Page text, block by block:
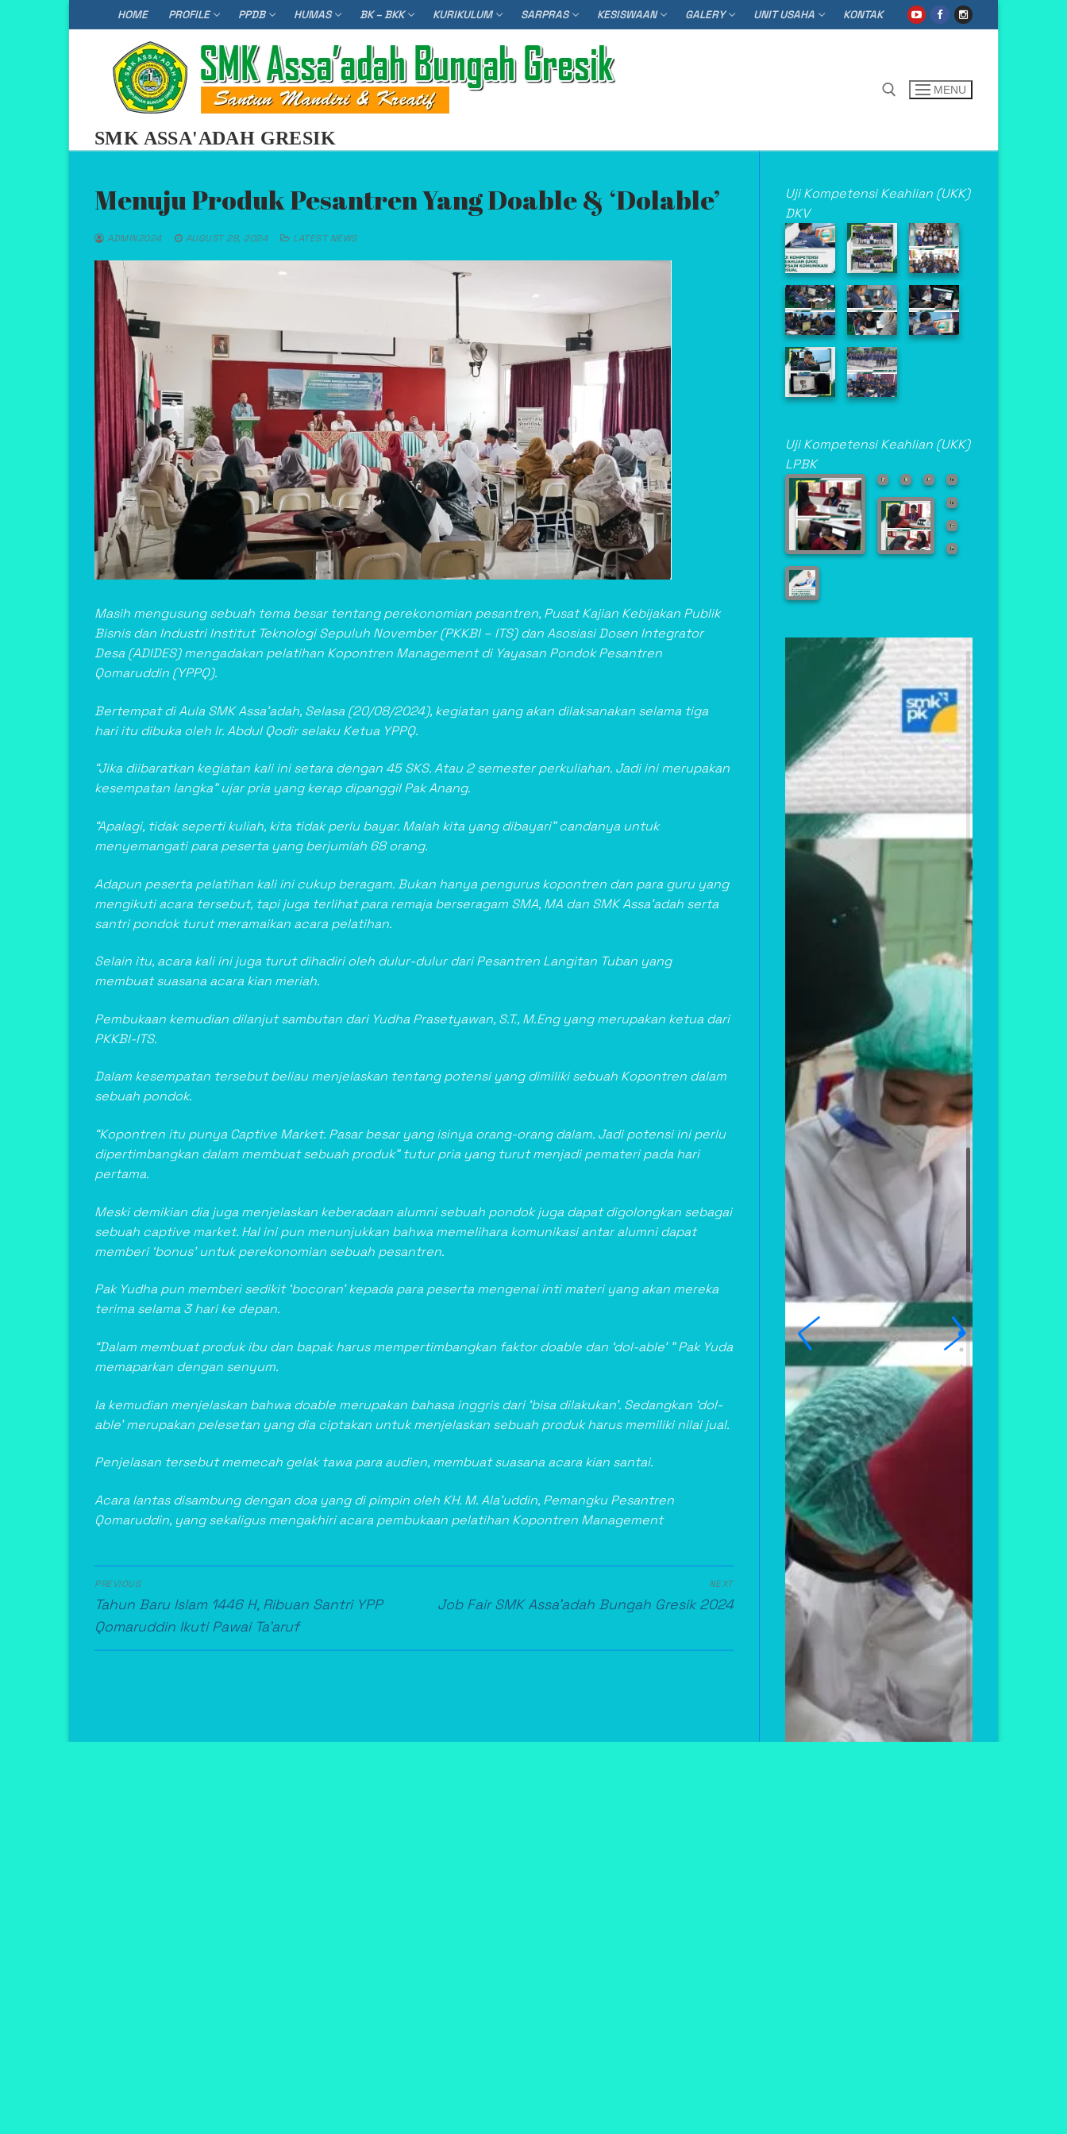
to
HOME PROFILE PPDB HUMAS BK – BKK KURIKULUM SARPRAS KESISWAAN GALERY UNIT USAHA KONTAK
SMK ASSA'ADAH GRESIK
Search for:
MENU
Menuju Produk Pesantren Yang Doable & ‘Dolable’
ADMIN2024 AUGUST 28, 2024 LATEST NEWS
Masih mengusung sebuah tema besar tentang perekonomian pesantren, Pusat Kajian Kebijakan Publik
Bisnis dan Industri Institut Teknologi Sepuluh November (PKKBI – ITS) dan Asosiasi Dosen Integrator
Desa (ADIDES) mengadakan pelatihan Kopontren Management di Yayasan Pondok Pesantren
Qomaruddin (YPPQ).
Bertempat di Aula SMK Assa’adah, Selasa (20/08/2024), kegiatan yang akan dilaksanakan selama tiga
hari itu dibuka oleh Ir. Abdul Qodir selaku Ketua YPPQ.
“Jika diibaratkan kegiatan kali ini setara dengan 45 SKS. Atau 2 semester perkuliahan. Jadi ini merupakan
kesempatan langka” ujar pria yang kerap dipanggil Pak Anang.
“Apalagi, tidak seperti kuliah, kita tidak perlu bayar. Malah kita yang dibayari” candanya untuk
menyemangati para peserta yang berjumlah 68 orang.
Adapun peserta pelatihan kali ini cukup beragam. Bukan hanya pengurus kopontren dan para guru yang
mengikuti acara tersebut, tapi juga terlihat para remaja berseragam SMA, MA dan SMK Assa’adah serta
santri pondok turut meramaikan acara pelatihan.
Selain itu, acara kali ini juga turut dihadiri oleh dulur-dulur dari Pesantren Langitan Tuban yang
membuat suasana acara kian meriah.
Pembukaan kemudian dilanjut sambutan dari Yudha Prasetyawan, S.T., M.Eng yang merupakan ketua dari
PKKBI-ITS.
Dalam kesempatan tersebut beliau menjelaskan tentang potensi yang dimiliki sebuah Kopontren dalam
sebuah pondok.
“Kopontren itu punya Captive Market. Pasar besar yang isinya orang-orang dalam. Jadi potensi ini perlu
dipertimbangkan dalam membuat sebuah produk” tutur pria yang turut menjadi pemateri pada hari
pertama.
Meski demikian dia juga menjelaskan keberadaan alumni sebuah pondok juga dapat digolongkan sebagai
sebuah captive market. Hal ini pun menunjukkan bahwa memelihara komunikasi antar alumni dapat
memberi ‘bonus’ untuk perekonomian sebuah pesantren.
Pak Yudha pun memberi sedikit ‘bocoran’ kepada para peserta mengenai inti materi yang akan mereka
terima selama 3 hari ke depan.
“Dalam membuat produk ibu dan bapak harus mempertimbangkan faktor doable dan ‘dol-able’ ” Pak Yuda
memaparkan dengan senyum.
Ia kemudian menjelaskan bahwa doable merupakan bahasa inggris dari ‘bisa dilakukan’. Sedangkan ‘dol-
able’ merupakan pelesetan yang dia ciptakan untuk menjelaskan sebuah produk harus memiliki nilai jual.
Penjelasan tersebut memecah gelak tawa para audien, membuat suasana acara kian santai.
Acara lantas disambung dengan doa yang di pimpin oleh KH. M. Ala’uddin, Pemangku Pesantren
Qomaruddin, yang sekaligus mengakhiri acara pembukaan pelatihan Kopontren Management
Post
Navigation
PREVIOUS
Previous
post:
Tahun Baru Islam 1446 H, Ribuan Santri YPP
Qomaruddin Ikuti Pawai Ta’aruf
NEXT
Next
Job Fair SMK Assa’adah Bungah Gresik 2024
Uji Kompetensi Keahlian (UKK)
DKV
Uji Kompetensi Keahlian (UKK)
LPBK
Asisten Teknik
Laboratorium Medik